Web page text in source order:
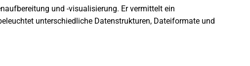
und -visualisierung. Er vermittelt ein
unterschiedliche Datenstrukturen, Dateiformate und